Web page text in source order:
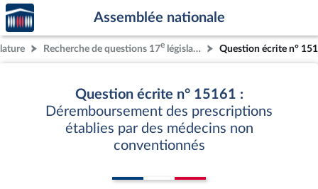
Aller au contenu
Aller en bas de la page
Accèder
à la
page
d'accueil
Assemblée nationale
Recherche de questions 17e législature Question écrite n°
Question écrite n° 15161 :
Déremboursement des prescriptions
établies par des médecins non
conventionnés